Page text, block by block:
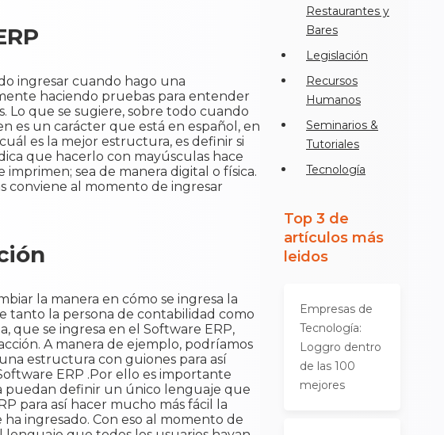
ingresar cuando hago una
haciendo pruebas para entender
Lo que se sugiere, sobre todo cuando
es un carácter que está en español, en
es la mejor estructura, es definir si
que hacerlo con mayúsculas hace
sea de manera digital o física.
conviene al momento de ingresar
la manera en cómo se ingresa la
tanto la persona de contabilidad como
que se ingresa en el Software ERP,
A manera de ejemplo, podríamos
estructura con guiones para así
ERP .Por ello es importante
puedan definir un único lenguaje que
para así hacer mucho más fácil la
ingresado. Con eso al momento de
Restaurantes y
Bares
Legislación
Recursos
Humanos
Seminarios &
Tutoriales
Tecnología
Top 3 de
artículos más
leidos
Empresas de
Tecnología:
Loggro dentro
de las 100
mejores